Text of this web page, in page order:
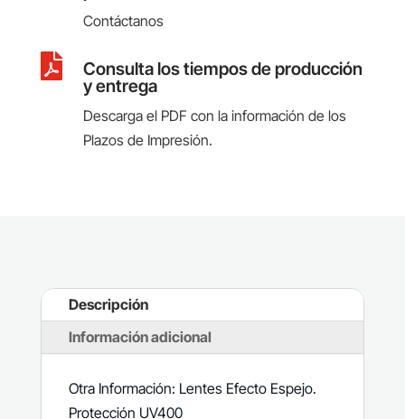
Contáctanos
 Consulta los tiempos de producción
y entrega
Descarga el PDF con la información de los
Plazos de Impresión.
Descripción
Información adicional
Otra Información: Lentes Efecto Espejo.
Protección UV400